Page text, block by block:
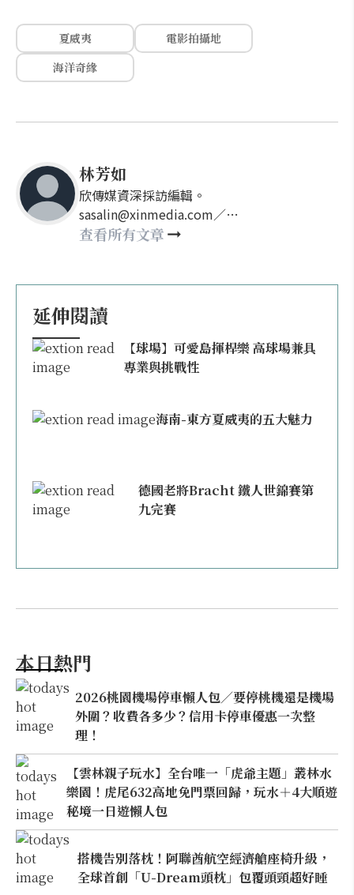
夏威夷
電影拍攝地
海洋奇緣
林芳如
欣傳媒資深採訪編輯。
sasalin@xinmedia.com／
happy21917@gmail.com
查看所有文章
延伸閱讀
【球場】可愛島揮桿樂 高球場兼具
專業與挑戰性
海南-東方夏威夷的五大魅力
德國老將Bracht 鐵人世錦賽第
九完賽
本日熱門
2026桃園機場停車懶人包／要停桃機還是機場
外圍？收費各多少？信用卡停車優惠一次整
理！
【雲林親子玩水】全台唯一「虎爺主題」叢林水
樂園！虎尾632高地免門票回歸，玩水＋4大順遊
秘境一日遊懶人包
搭機告別落枕！阿聯酋航空經濟艙座椅升級，
全球首創「U-Dream頭枕」包覆頭頸超好睡